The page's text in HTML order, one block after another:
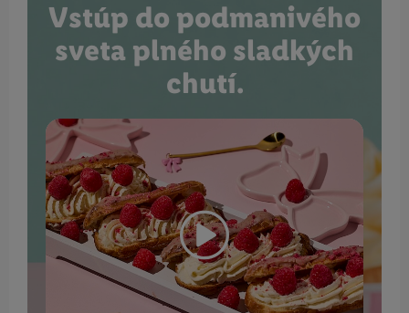
Vstúp do podmanivého
sveta plného sladkých
chutí.